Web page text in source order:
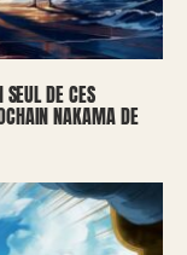
DE CES
NAKAMA DE